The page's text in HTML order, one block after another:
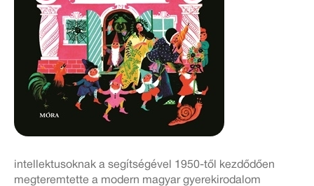
intellektusoknak a segítségével 1950-től kezdődően
megteremtette a modern magyar gyerekirodalom